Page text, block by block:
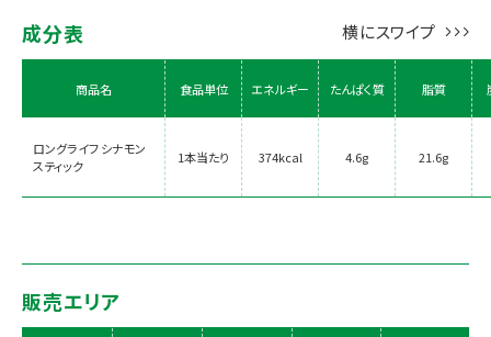
成分表
商品名 食品単位 エネルギー たんぱく質 脂質
ロングライフ シナモン
スティック
1本当たり 374kcal 4.6g 21.6g
販売エリア